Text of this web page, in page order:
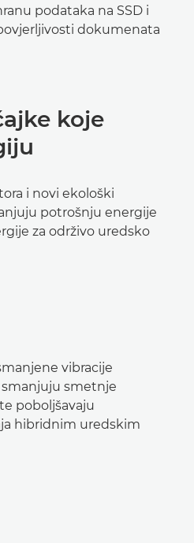
podataka na SSD i
dokumenata
koje
i novi ekološki
potrošnju energije
za održivo uredsko
vibracije
smetnje
poboljšavaju
hibridnim uredskim